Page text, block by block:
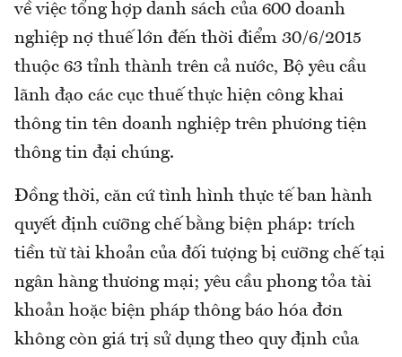
về việc tổng hợp danh sách của 600 doanh
nghiệp nợ thuế lớn đến thời điểm 30/6/2015
thuộc 63 tỉnh thành trên cả nước, Bộ yêu cầu
lãnh đạo các cục thuế thực hiện công khai
thông tin tên doanh nghiệp trên phương tiện
thông tin đại chúng.
Đồng thời, căn cứ tình hình thực tế ban hành
quyết định cưỡng chế bằng biện pháp: trích
tiền từ tài khoản của đối tượng bị cưỡng chế tại
ngân hàng thương mại; yêu cầu phong tỏa tài
khoản hoặc biện pháp thông báo hóa đơn
không còn giá trị sử dụng theo quy định của